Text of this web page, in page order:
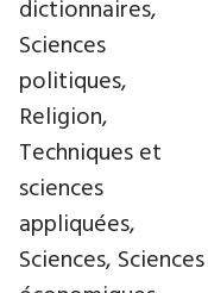
dictionnaires,
Sciences
politiques,
Religion,
Techniques et
sciences
appliquées,
Sciences, Sciences